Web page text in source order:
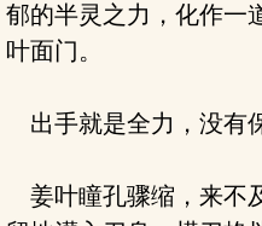
郁的半灵之力，化作一
叶面门。
出手就是全力，没有
姜叶瞳孔骤缩，来不